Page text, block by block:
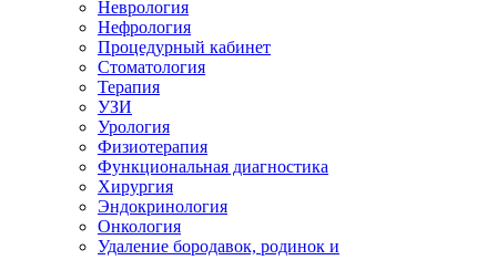
Неврология
Нефрология
Процедурный кабинет
Стоматология
Терапия
УЗИ
Урология
Физиотерапия
Функциональная диагностика
Хирургия
Эндокринология
Онкология
Удаление бородавок, родинок и